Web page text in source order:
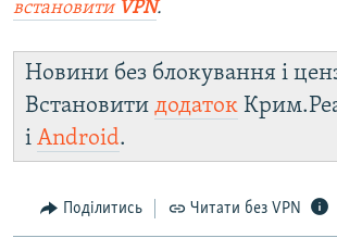
встановити VPN.
Новини без блокування і
Встановити додаток
і Android.
Поділитись Читати без VPN